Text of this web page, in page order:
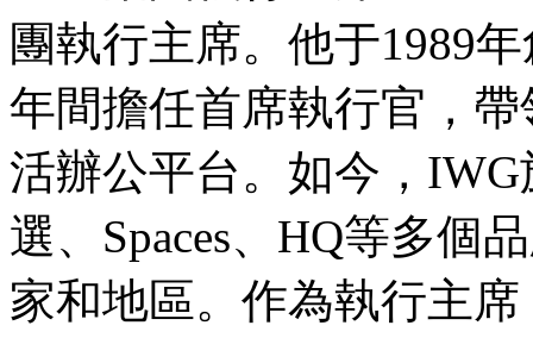
團執行主席。他于1989
年間擔任首席執行官，
活辦公平台。如今，
選、Spaces、HQ等多個
家和地區。作為執行主